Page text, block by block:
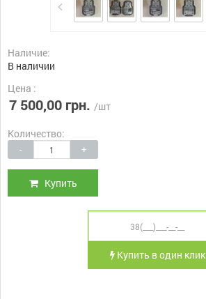
Наличие:
В наличии
Цена :
7 500,00 грн. /шт
Количество:
- +
Купить
Купить в один клик